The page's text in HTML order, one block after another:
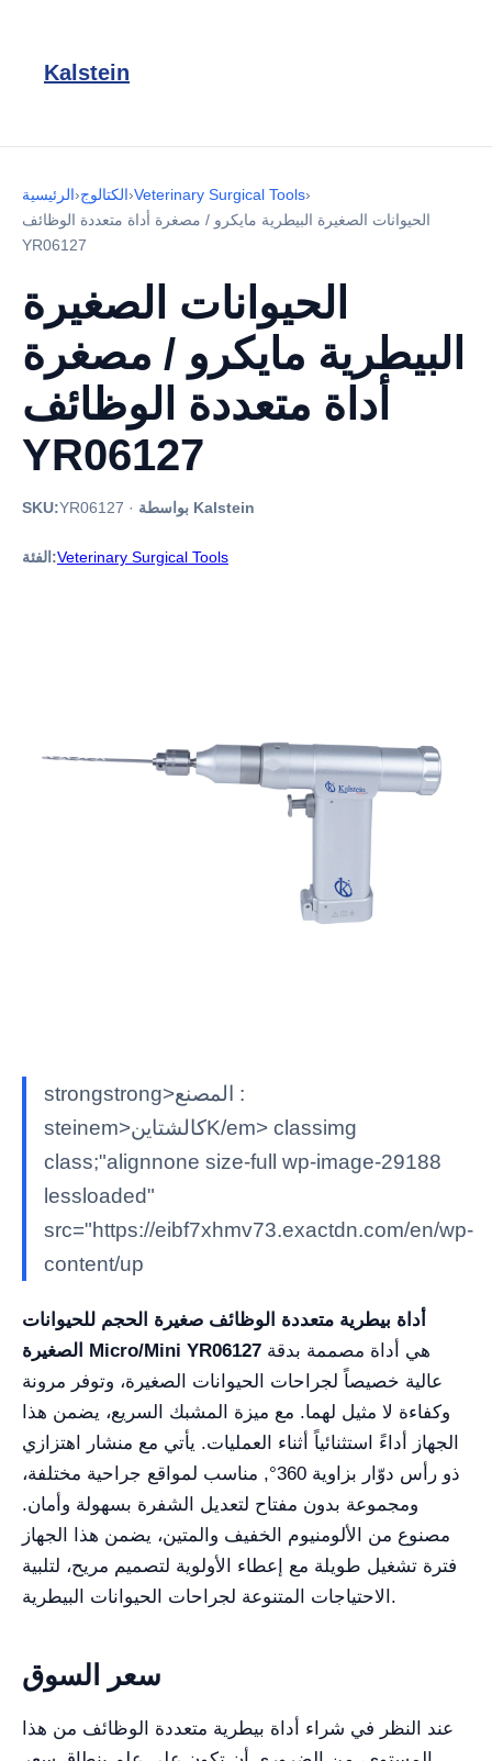
Kalstein
الرئيسية›الكتالوج›Veterinary Surgical Tools›
الحيوانات الصغيرة البيطرية مايكرو / مصغرة أداة متعددة الوظائف
YR06127
الحيوانات الصغيرة
البيطرية مايكرو / مصغرة
أداة متعددة الوظائف
YR06127
SKU:YR06127 · بواسطة Kalstein
الفئة:Veterinary Surgical Tools
strongstrong>المصنع :
steinem>كالشتاينK/em> classimg
class;"alignnone size-full wp-image-29188
lessloaded"
src="https://eibf7xhmv73.exactdn.com/en/wp-
content/up
أداة بيطرية متعددة الوظائف صغيرة الحجم للحيوانات
الصغيرة Micro/Mini YR06127
عالية خصيصاً لجراحات الحيوانات الصغيرة، وتوفر مرونة
وكفاءة لا مثيل لهما. مع ميزة المشبك السريع، يضمن هذا
الجهاز أداءً استثنائياً أثناء العمليات. يأتي مع منشار اهتزازي
ذو رأس دوّار بزاوية 360°, مناسب لمواقع جراحية مختلفة،
ومجموعة بدون مفتاح لتعديل الشفرة بسهولة وأمان.
مصنوع من الألومنيوم الخفيف والمتين، يضمن هذا الجهاز
فترة تشغيل طويلة مع إعطاء الأولوية لتصميم مريح، لتلبية
الاحتياجات المتنوعة لجراحات الحيوانات البيطرية.
سعر السوق
عند النظر في شراء أداة بيطرية متعددة الوظائف من هذا